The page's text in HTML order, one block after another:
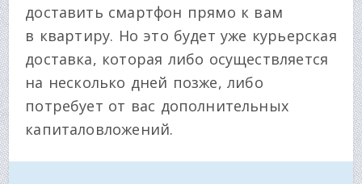
доставить смартфон прямо к вам
в квартиру. Но это будет уже курьерская
доставка, которая либо осуществляется
на несколько дней позже, либо
потребует от вас дополнительных
капиталовложений.